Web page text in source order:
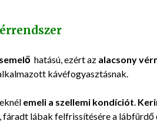
hatású, ezért az alacsony
kávéfogyasztásnak.
emeli a szellemi kondíciót.
fáradt lábak felfrissítésére a